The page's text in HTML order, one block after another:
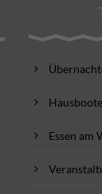
Hausboote
Essen am